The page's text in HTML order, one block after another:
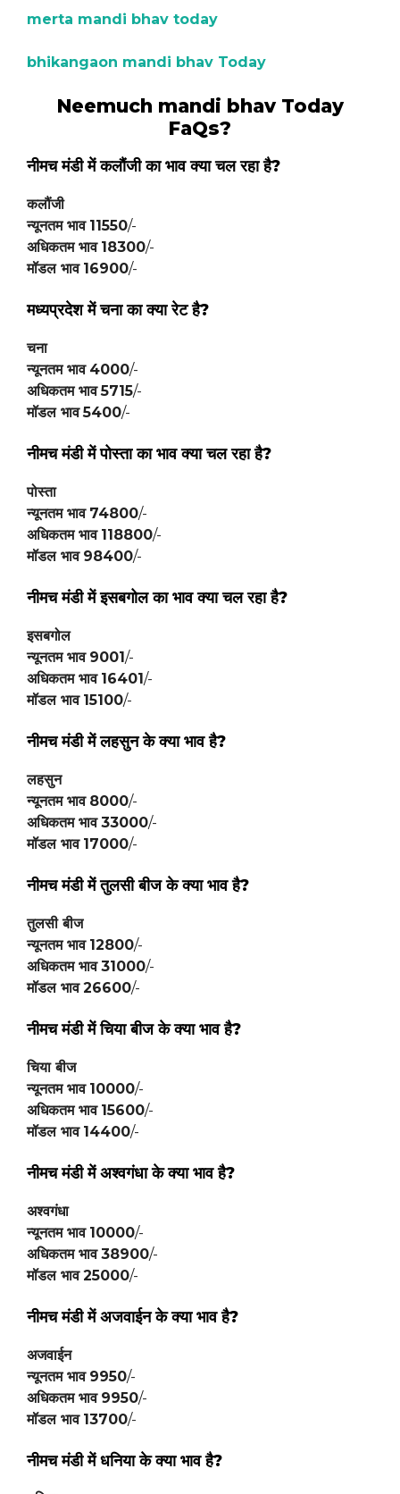
merta mandi bhav today
bhikangaon mandi bhav Today
Neemuch mandi bhav Today
FaQs?
नीमच मंडी मेंकलौंजीका भाव क्या चल रहा है?
कलौंजी
न्यूनतम भाव 11550/-
अधिकतम भाव 18300/-
मॉडल भाव 16900/-
मध्यप्रदेश में चना का क्या रेट है?
चना
न्यूनतम भाव 4000/-
अधिकतम भाव 5715/-
मॉडल भाव 5400/-
नीमच मंडी में पोस्ता का भाव क्या चल रहा है?
पोस्ता
न्यूनतम भाव 74800/-
अधिकतम भाव 118800/-
मॉडल भाव 98400/-
नीमच मंडी मेंइसबगोलका भाव क्या चल रहा है?
इसबगोल
न्यूनतम भाव 9001 /-
अधिकतम भाव 16401 /-
मॉडल भाव 15100/-
नीमच मंडी मेंलहसुनके क्या भाव है?
लहसुन
न्यूनतम भाव 8000/-
अधिकतम भाव 33000/-
मॉडल भाव 17000/-
नीमच मंडी मेंतुलसी बीजके क्या भाव है?
तुलसी बीज
न्यूनतम भाव 12800/-
अधिकतम भाव 31000/-
मॉडल भाव 26600/-
नीमच मंडी मेंचिया बीजके क्या भाव है?
चिया बीज
न्यूनतम भाव 10000/-
अधिकतम भाव 15600/-
मॉडल भाव 14400/-
नीमच मंडी मेंअश्वगंधाके क्या भाव है?
अश्वगंधा
न्यूनतम भाव 10000/-
अधिकतम भाव 38900/-
मॉडल भाव 25000/-
नीमच मंडी मेंअजवाईनके क्या भाव है?
अजवाईन
न्यूनतम भाव 9950/-
अधिकतम भाव 9950/-
मॉडल भाव 13700/-
नीमच मंडी मेंधनियाके क्या भाव है?